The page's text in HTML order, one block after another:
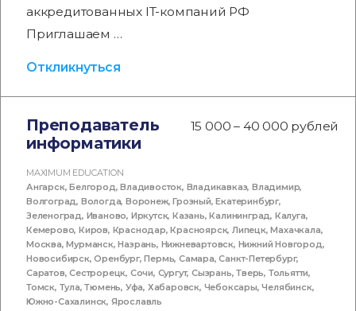
аккредитованных IT-компаний РФ
Приглашаем …
Откликнуться
Преподаватель
информатики
15 000 – 40 000 рублей
MAXIMUM EDUCATION
Ангарск,Белгород,Владивосток, Владикавказ,Владимир,
Волгоград, Вологда,Воронеж,Грозный,Екатеринбург,
Зеленоград, Иваново, Иркутск,Казань,Калининград, Калуга,
Кемерово,Киров, Краснодар,Красноярск,Липецк,Махачкала,
Москва,Мурманск,Назрань, Нижневартовск, Нижний Новгород,
Новосибирск,Оренбург,Пермь,Самара,Санкт-Петербург,
Саратов,Сестрорецк, Сочи, Сургут,Сызрань,Тверь, Тольятти,
Томск, Тула,Тюмень, Уфа, Хабаровск, Чебоксары,Челябинск,
Южно-Сахалинск, Ярославль